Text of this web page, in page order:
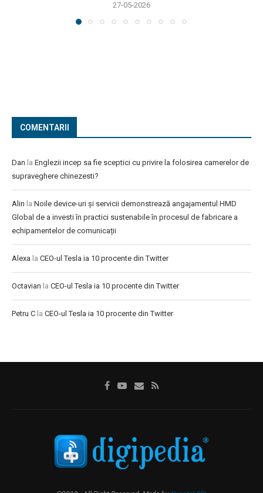
27-05-2026
COMENTARII
Dan la Englezii incep sa fie sceptici cu privire la folosirea camerelor de
supraveghere chinezesti?
Alin la Noile device-uri și servicii demonstrează angajamentul HMD
Global de a investi în practici sustenabile în procesul de fabricare a
echipamentelor de comunicații
Alexa la CEO-ul Tesla ia 10 procente din Twitter
Octavian la CEO-ul Tesla ia 10 procente din Twitter
Petru C la CEO-ul Tesla ia 10 procente din Twitter